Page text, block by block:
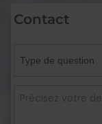
Contact